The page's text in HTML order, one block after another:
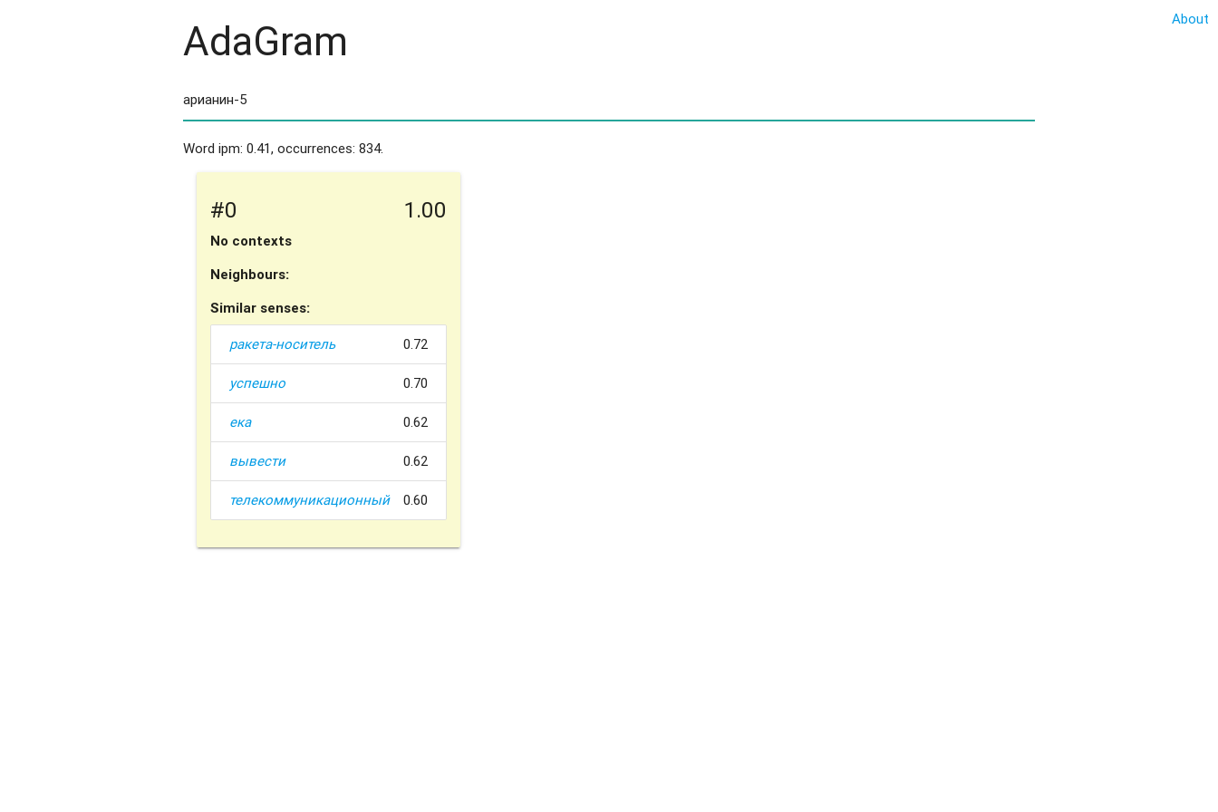
About
AdaGram
Word ipm: 0.41, occurrences: 834.
#0 1.00
No contexts
Neighbours:
Similar senses:
ракета-носитель 0.72
успешно 0.70
ека 0.62
вывести 0.62
телекоммуникационный 0.60